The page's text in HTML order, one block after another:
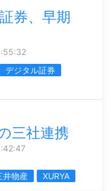
券、早期
デジタル証券
三社連携
井物産 XURYA